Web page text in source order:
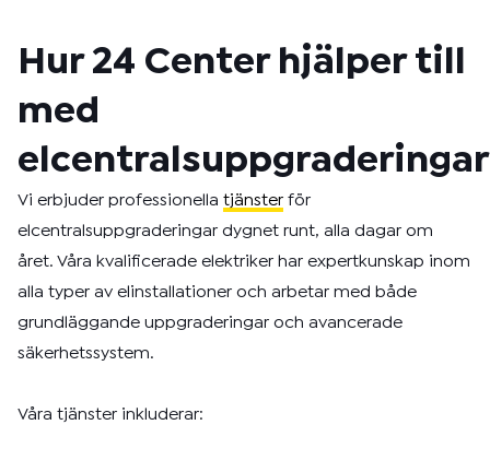
Hur 24 Center hjälper till
med
elcentralsuppgraderingar
Vi erbjuder professionella tjänster för
elcentralsuppgraderingar dygnet runt, alla dagar om
året. Våra kvalificerade elektriker har expertkunskap inom
alla typer av elinstallationer och arbetar med både
grundläggande uppgraderingar och avancerade
säkerhetssystem.
Våra tjänster inkluderar: